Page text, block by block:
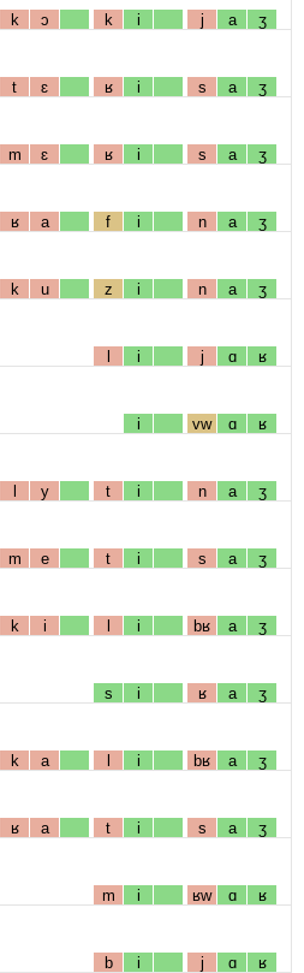
k ɔ k i j a ʒ
t ɛ ʁ i s a ʒ
m ɛ ʁ i s a ʒ
ʁ a f i n a ʒ
k u z i n a ʒ
l i j ɑ ʁ
i vw ɑ ʁ
l y t i n a ʒ
m e t i s a ʒ
k i l i bʁ a ʒ
s i ʁ a ʒ
k a l i bʁ a ʒ
ʁ a t i s a ʒ
m i ʁw ɑ ʁ
b i j ɑ ʁ